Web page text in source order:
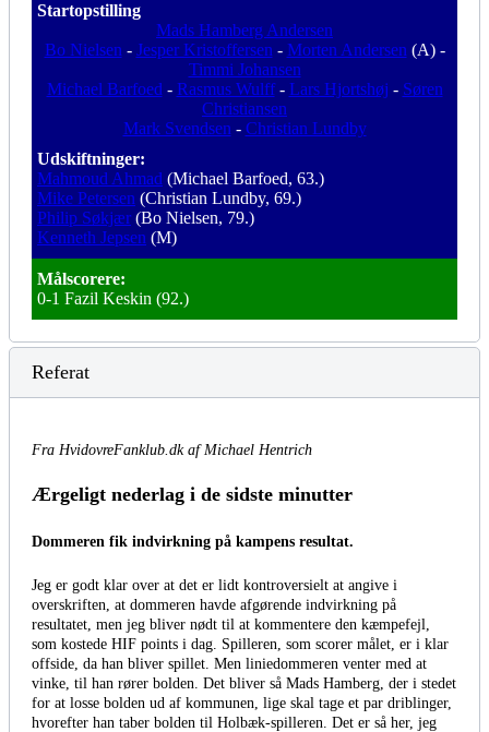
Startopstilling
Mads Hamberg Andersen
Bo Nielsen - Jesper Kristoffersen - Morten Andersen (A) -
Timmi Johansen
Michael Barfoed - Rasmus Wulff- Lars Hjortshøj - Søren
Christiansen
Mark Svendsen - Christian Lundby
Udskiftninger:
Mahmoud Ahmad (Michael Barfoed, 63.)
Mike Petersen (Christian Lundby, 69.)
Philip Søkjær (Bo Nielsen, 79.)
Kenneth Jepsen (M)
Målscorere:
0-1 Fazil Keskin (92.)
Referat
Fra HvidovreFanklub.dk af Michael Hentrich
Ærgeligt nederlag i de sidste minutter
Dommeren fik indvirkning på kampens resultat.
Jeg er godt klar over at det er lidt kontroversielt at angive i
overskriften, at dommeren havde afgørende indvirkning på
resultatet, men jeg bliver nødt til at kommentere den kæmpefejl,
som kostede HIF points i dag. Spilleren, som scorer målet, er i klar
offside, da han bliver spillet. Men liniedommeren venter med at
vinke, til han rører bolden. Det bliver så Mads Hamberg, der i stedet
for at losse bolden ud af kommunen, lige skal tage et par driblinger,
hvorefter han taber bolden til Holbæk-spilleren. Det er så her, jeg